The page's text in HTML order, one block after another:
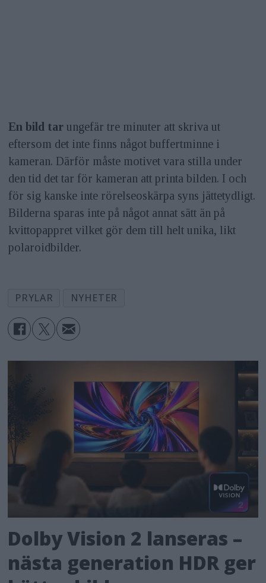
En bild tarungefär tre minuter att skriva ut
eftersom det inte finns något buffertminne i
kameran. Därför måste motivet vara stilla under
den tid det tar för kameran att printa bilden. I och
för sig kanske inte rörelseoskärpa syns jättetydligt.
Bilderna sparas inte på något annat sätt än på
kvittopappret vilket gör dem till helt unika, likt
polaroidbilder.
PRYLAR NYHETER
Dolby Vision 2 lanseras –
nästa generation HDR ger